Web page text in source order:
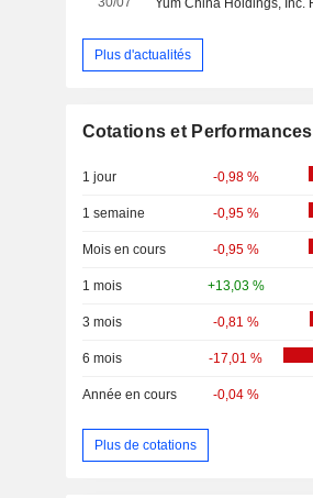
Plus d'actualités
Cotations et Performances
1 jour -0,98 %
1 semaine -0,95 %
Mois en cours -0,95 %
1 mois +13,03 %
3 mois -0,81 %
6 mois -17,01 %
Année en cours -0,04 %
Plus de cotations